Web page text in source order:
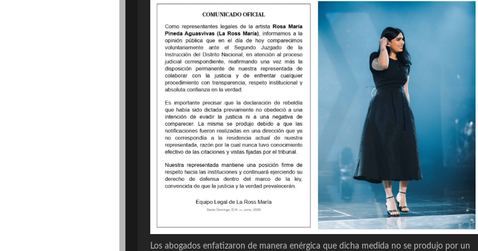
Los abogados enfatizaron de manera enérgica que dicha medida no se produjo por un